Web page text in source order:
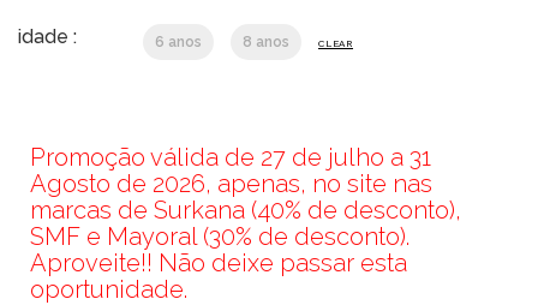
idade : 6 anos 8 anos CLEAR
Promoção válida de 27 de julho a 31
Agosto de 2026, apenas, no site nas
marcas de Surkana (40% de desconto),
SMF e Mayoral (30% de desconto).
Aproveite!! Não deixe passar esta
oportunidade.